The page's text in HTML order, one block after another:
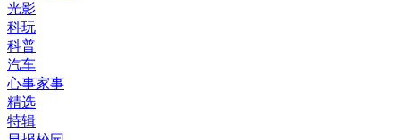
光影
科玩
科普
汽车
心事家事
精选
特辑